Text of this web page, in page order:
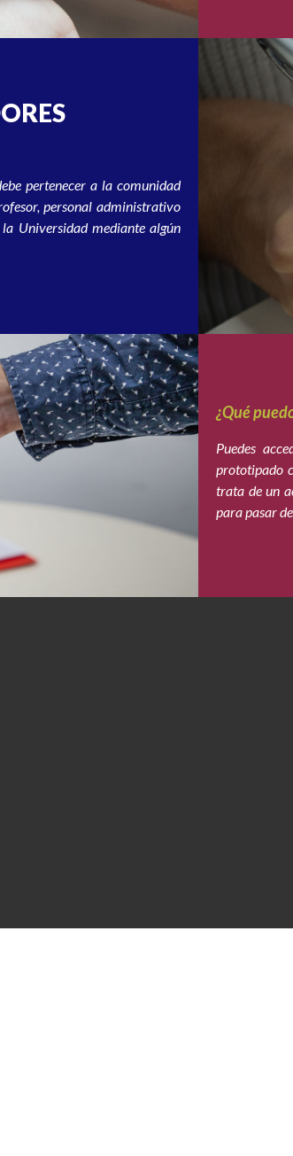
pertenecer a la comunidad
personal administrativo
Universidad mediante algún
¿Qué
Puedes
prototipado
trata de un
para pasar